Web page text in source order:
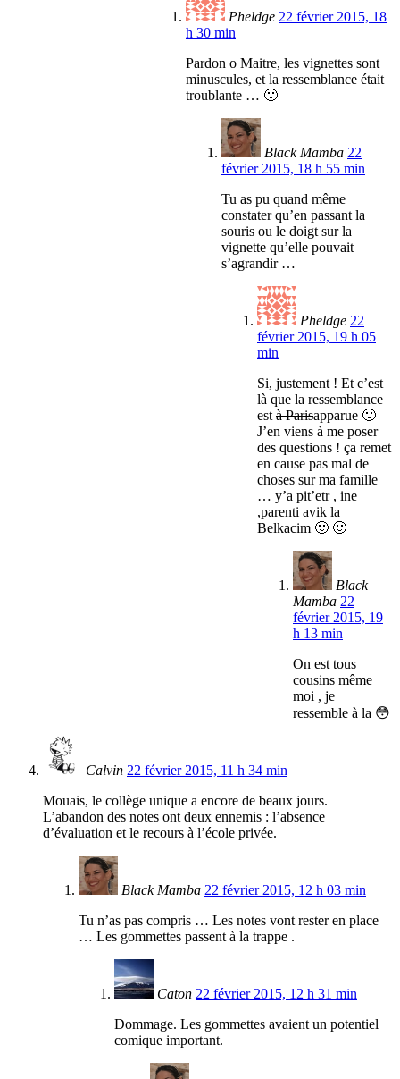
Pheldge 22 février 2015, 18
h 30 min
Pardon o Maitre, les vignettes sont
minuscules, et la ressemblance était
troublante … 🙂
Black Mamba 22
février 2015, 18 h 55 min
Tu as pu quand même
constater qu’en passant la
souris ou le doigt sur la
vignette qu’elle pouvait
s’agrandir …
Pheldge 22
février 2015, 19 h 05
min
Si, justement ! Et c’est
là que la ressemblance
està Parisapparue 🙂
J’en viens à me poser
des questions ! ça remet
en cause pas mal de
choses sur ma famille
… y’a pit’etr , ine
,parenti avik la
Belkacim 🙂 🙂
Black
Mamba 22
février 2015, 19
h 13 min
On est tous
cousins même
moi , je
ressemble à la 😳
Calvin 22 février 2015, 11 h 34 min
Mouais, le collège unique a encore de beaux jours.
L’abandon des notes ont deux ennemis : l’absence
d’évaluation et le recours à l’école privée.
Black Mamba 22 février 2015, 12 h 03 min
Tu n’as pas compris … Les notes vont rester en place
… Les gommettes passent à la trappe .
Caton 22 février 2015, 12 h 31 min
Dommage. Les gommettes avaient un potentiel
comique important.